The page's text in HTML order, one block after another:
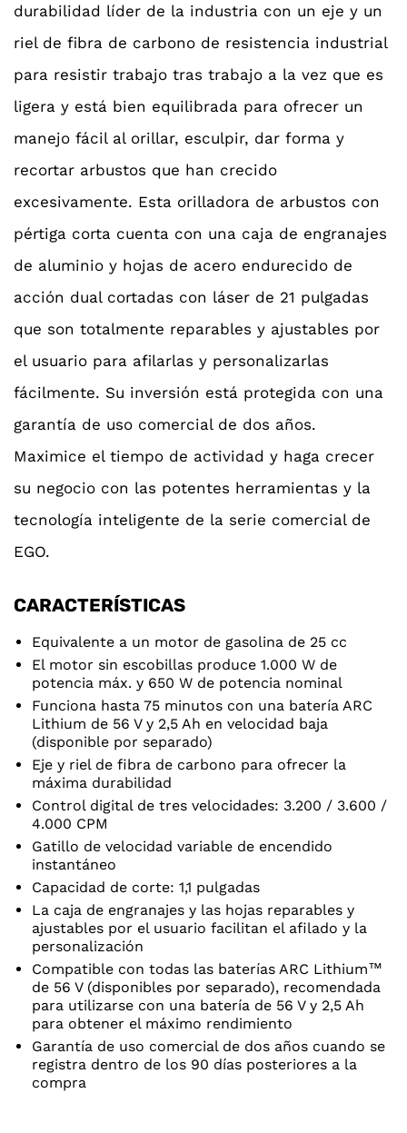
durabilidad líder de la industria con un eje y un
riel de fibra de carbono de resistencia industrial
para resistir trabajo tras trabajo a la vez que es
ligera y está bien equilibrada para ofrecer un
manejo fácil al orillar, esculpir, dar forma y
recortar arbustos que han crecido
excesivamente. Esta orilladora de arbustos con
pértiga corta cuenta con una caja de engranajes
de aluminio y hojas de acero endurecido de
acción dual cortadas con láser de 21 pulgadas
que son totalmente reparables y ajustables por
el usuario para afilarlas y personalizarlas
fácilmente. Su inversión está protegida con una
garantía de uso comercial de dos años.
Maximice el tiempo de actividad y haga crecer
su negocio con las potentes herramientas y la
tecnología inteligente de la serie comercial de
EGO.
CARACTERÍSTICAS
Equivalente a un motor de gasolina de 25 cc
El motor sin escobillas produce 1.000 W de
potencia máx. y 650 W de potencia nominal
Funciona hasta 75 minutos con una batería ARC
Lithium de 56 V y 2,5 Ah en velocidad baja
(disponible por separado)
Eje y riel de fibra de carbono para ofrecer la
máxima durabilidad
Control digital de tres velocidades: 3.200 / 3.600 /
4.000 CPM
Gatillo de velocidad variable de encendido
instantáneo
Capacidad de corte: 1,1 pulgadas
La caja de engranajes y las hojas reparables y
ajustables por el usuario facilitan el afilado y la
personalización
Compatible con todas las baterías ARC Lithium™
de 56 V (disponibles por separado), recomendada
para utilizarse con una batería de 56 V y 2,5 Ah
para obtener el máximo rendimiento
Garantía de uso comercial de dos años cuando se
registra dentro de los 90 días posteriores a la
compra